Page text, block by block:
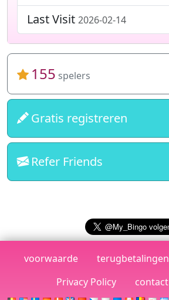
Last Visit 2026-02-14
155 spelers
Gratis registreren
Refer Friends
voorwaarde terugbetalingen
Privacy Policy
contact